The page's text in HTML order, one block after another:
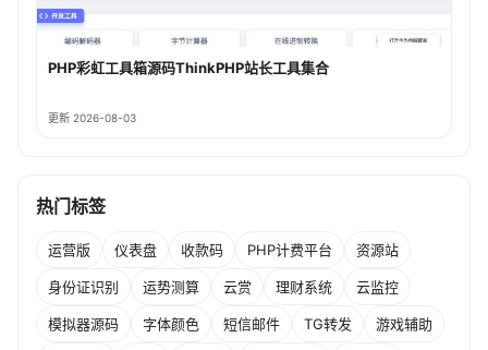
PHP彩虹工具箱源码ThinkPHP站长工具集合
更新 2026-08-03
热门标签
运营版 仪表盘 收款码 PHP计费平台 资源站
身份证识别 运势测算 云赏 理财系统 云监控
模拟器源码 字体颜色 短信邮件 TG转发 游戏辅助